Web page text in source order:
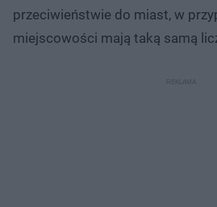
przeciwieństwie do miast, w
miejscowości mają taką samą